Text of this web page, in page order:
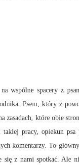
wspólne spacery z
Psem, który z
które obie
pracy, opiekun
komentarzy. To
z nami spotkać.